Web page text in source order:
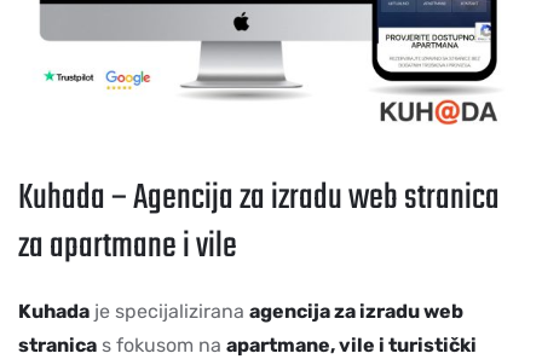
Kuhada – Agencija za izradu web stranica
za apartmane i vile
Kuhada je specijalizirana agencija za izradu web
stranica s fokusom na apartmane, vile i turistički